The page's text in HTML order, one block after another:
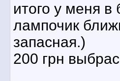
итого у меня в
лампочик
запасная.)
200 грн